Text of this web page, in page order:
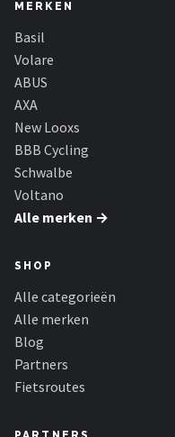
MERKEN
Basil
Volare
ABUS
AXA
New Looxs
BBB Cycling
Schwalbe
Voltano
Alle merken →
SHOP
Alle categorieën
Alle merken
Blog
Partners
Fietsroutes